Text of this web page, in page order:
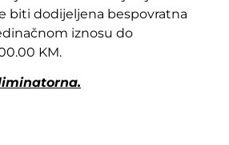
biti dodijeljena bespovratna
iznosu do
KM.